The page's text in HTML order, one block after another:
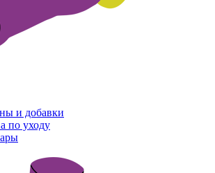
и добавки
по уходу